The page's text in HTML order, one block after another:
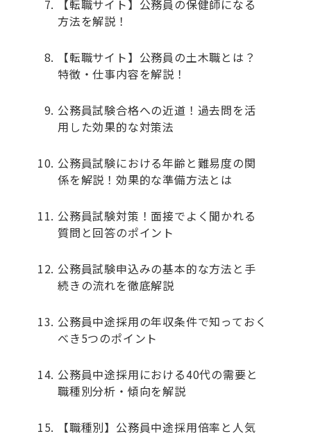
【転職サイト】公務員の保健師になる
方法を解説！
【転職サイト】公務員の土木職とは？
特徴・仕事内容を解説！
公務員試験合格への近道！過去問を活
用した効果的な対策法
公務員試験における年齢と難易度の関
係を解説！効果的な準備方法とは
公務員試験対策！面接でよく聞かれる
質問と回答のポイント
公務員試験申込みの基本的な方法と手
続きの流れを徹底解説
公務員中途採用の年収条件で知っておく
べき5つのポイント
公務員中途採用における40代の需要と
職種別分析・傾向を解説
【職種別】公務員中途採用倍率と人気